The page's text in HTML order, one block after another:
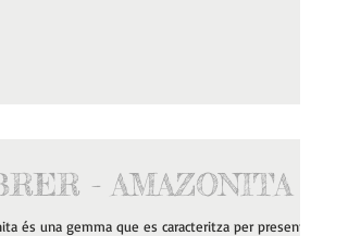
- AMAZONITA
és una gemma que es caracteritza per presentar